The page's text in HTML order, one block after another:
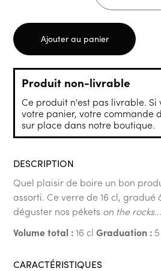
Ajouter au panier
Produit non-livrable
Ce produit n'est pas livrable. Si
votre panier, votre commande
sur place dans notre boutique.
DESCRIPTION
Quel plaisir de boire un bon
assorti. Ce verre de 16 cl, gradué
déguster nos pékets on the
Volume total :16 cl Graduation :
CARACTÉRISTIQUES